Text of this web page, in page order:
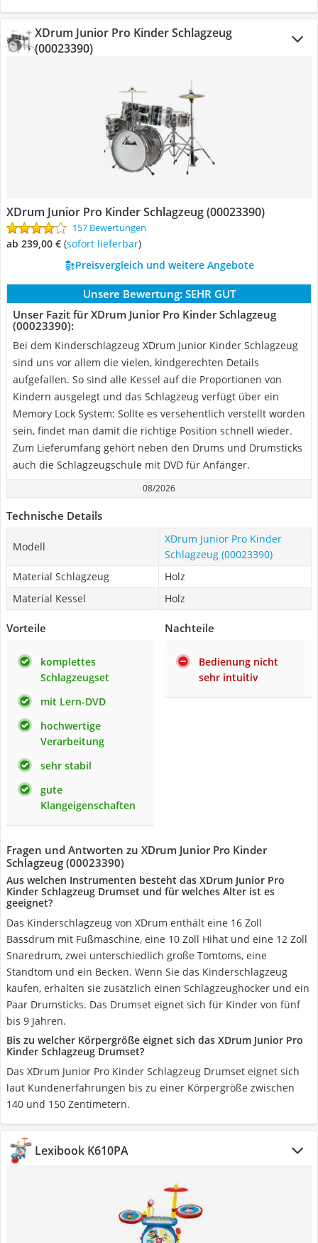
XDrum Junior Pro Kinder Schlagzeug
(00023390)
XDrum Junior Pro Kinder Schlagzeug (00023390)
157 Bewertungen
ab 239,00 € ( Sofort lieferbar)
Preisvergleich und weitere Angebote
Unsere Bewertung: SEHR GUT
Unser Fazit für XDrum Junior Pro Kinder Schlagzeug
(00023390):
Bei dem Kinderschlagzeug XDrum Junior Kinder Schlagzeug
sind uns vor allem die vielen, kindgerechten Details
aufgefallen. So sind alle Kessel auf die Proportionen von
Kindern ausgelegt und das Schlagzeug verfügt über ein
Memory Lock System: Sollte es versehentlich verstellt worden
sein, findet man damit die richtige Position schnell wieder.
Zum Lieferumfang gehört neben den Drums und Drumsticks
auch die Schlagzeugschule mit DVD für Anfänger.
08/2026
Technische Details
Modell
XDrum Junior Pro Kinder
Schlagzeug (00023390)
Material Schlagzeug
Holz
Material Kessel
Holz
Vorteile
komplettes
Schlagzeugset
mit Lern-DVD
hochwertige
Verarbeitung
sehr stabil
gute
Klangeigenschaften
Nachteile
Bedienung nicht
sehr intuitiv
Fragen und Antworten zu XDrum Junior Pro Kinder
Schlagzeug (00023390)
Aus welchen Instrumenten besteht das XDrum Junior Pro
Kinder Schlagzeug Drumset und für welches Alter ist es
geeignet?
Das Kinderschlagzeug von XDrum enthält eine 16 Zoll
Bassdrum mit Fußmaschine, eine 10 Zoll Hihat und eine 12 Zoll
Snaredrum, zwei unterschiedlich große Tomtoms, eine
Standtom und ein Becken. Wenn Sie das Kinderschlagzeug
kaufen, erhalten sie zusätzlich einen Schlagzeughocker und ein
Paar Drumsticks. Das Drumset eignet sich für Kinder von fünf
bis 9 Jahren.
Bis zu welcher Körpergröße eignet sich das XDrum Junior Pro
Kinder Schlagzeug Drumset?
Das XDrum Junior Pro Kinder Schlagzeug Drumset eignet sich
laut Kundenerfahrungen bis zu einer Körpergröße zwischen
140 und 150 Zentimetern.
Lexibook K610PA